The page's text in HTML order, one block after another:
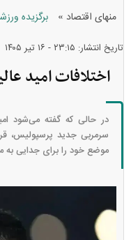
منهای اقتصاد » برگزیده
تاریخ انتشار: ۲۳:۱۵ - ۱۶ تير ۱۴۰۵
اختلافات امید
در حالی که گفته می‌شود
موضع خود را برای جدایی به